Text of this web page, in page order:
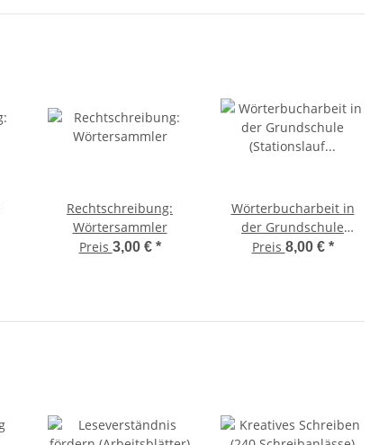
Rechtschreibung:
Wörtersammler
Preis 3,00 € *
Wörterbucharbeit in
der Grundschule
(Stationslauf zum ABC)
Preis 8,00 € *